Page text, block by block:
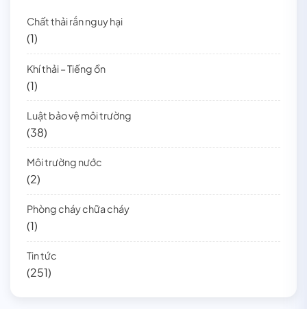
Chất thải rắn nguy hại
(1)
Khí thải – Tiếng ồn
(1)
Luật bảo vệ môi trường
(38)
Môi trường nước
(2)
Phòng cháy chữa cháy
(1)
Tin tức
(251)